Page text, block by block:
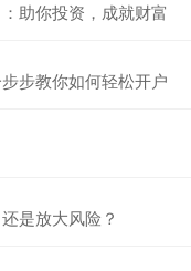
助你投资，成就财富
步教你如何轻松开户
是放大风险？